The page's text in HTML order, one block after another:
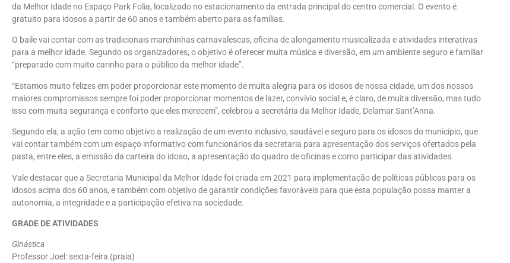
da Melhor Idade no Espaço Park Folia, localizado no estacionamento da entrada principal do centro comercial. O evento é
gratuito para idosos a partir de 60 anos e também aberto para as famílias.
O baile vai contar com as tradicionais marchinhas carnavalescas, oficina de alongamento musicalizada e atividades interativas
para a melhor idade. Segundo os organizadores, o objetivo é oferecer muita música e diversão, em um ambiente seguro e familiar
“preparado com muito carinho para o público da melhor idade”.
“Estamos muito felizes em poder proporcionar este momento de muita alegria para os idosos de nossa cidade, um dos nossos
maiores compromissos sempre foi poder proporcionar momentos de lazer, convívio social e, é claro, de muita diversão, mas tudo
isso com muita segurança e conforto que eles merecem”, celebrou a secretária da Melhor Idade, Delamar Sant’Anna.
Segundo ela, a ação tem como objetivo a realização de um evento inclusivo, saudável e seguro para os idosos do município, que
vai contar também com um espaço informativo com funcionários da secretaria para apresentação dos serviços ofertados pela
pasta, entre eles, a emissão da carteira do idoso, a apresentação do quadro de oficinas e como participar das atividades.
Vale destacar que a Secretaria Municipal da Melhor Idade foi criada em 2021 para implementação de políticas públicas para os
idosos acima dos 60 anos, e também com objetivo de garantir condições favoráveis para que esta população possa manter a
autonomia, a integridade e a participação efetiva na sociedade.
GRADE DE ATIVIDADES
Ginástica
Professor Joel: sexta-feira (praia)